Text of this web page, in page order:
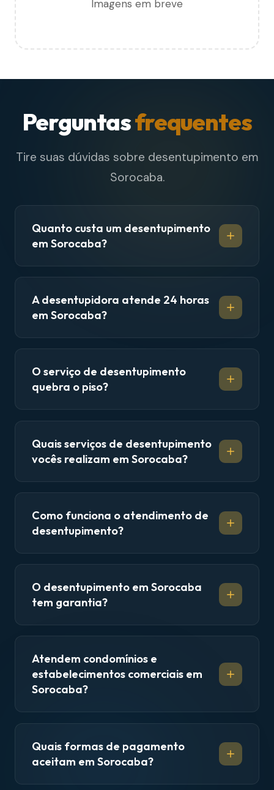
Imagens em breve
Perguntasfrequentes
Tire suas dúvidas sobre desentupimento em
Sorocaba.
Quanto custa um desentupimento
em Sorocaba?
A desentupidora atende 24 horas
em Sorocaba?
O serviço de desentupimento
quebra o piso?
Quais serviços de desentupimento
vocês realizam em Sorocaba?
Como funciona o atendimento de
desentupimento?
O desentupimento em Sorocaba
tem garantia?
Atendem condomínios e
estabelecimentos comerciais em
Sorocaba?
Quais formas de pagamento
aceitam em Sorocaba?